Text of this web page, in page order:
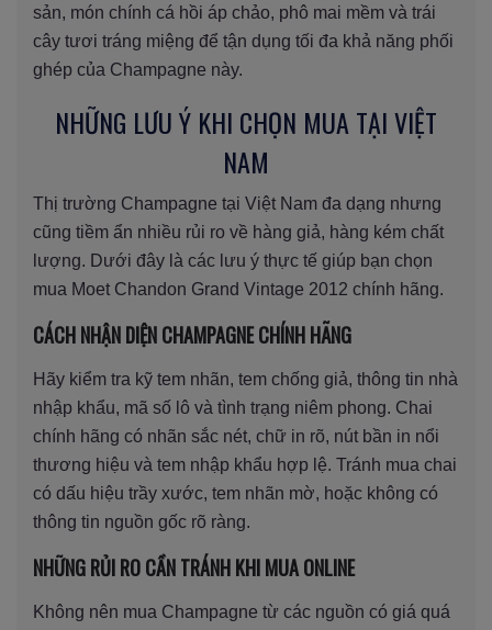
sản, món chính cá hồi áp chảo, phô mai mềm và trái
cây tươi tráng miệng để tận dụng tối đa khả năng phối
ghép của Champagne này.
NHỮNG LƯU Ý KHI CHỌN MUA TẠI VIỆT
NAM
Thị trường Champagne tại Việt Nam đa dạng nhưng
cũng tiềm ẩn nhiều rủi ro về hàng giả, hàng kém chất
lượng. Dưới đây là các lưu ý thực tế giúp bạn chọn
mua Moet Chandon Grand Vintage 2012 chính hãng.
CÁCH NHẬN DIỆN CHAMPAGNE CHÍNH HÃNG
Hãy kiểm tra kỹ tem nhãn, tem chống giả, thông tin nhà
nhập khẩu, mã số lô và tình trạng niêm phong. Chai
chính hãng có nhãn sắc nét, chữ in rõ, nút bần in nổi
thương hiệu và tem nhập khẩu hợp lệ. Tránh mua chai
có dấu hiệu trầy xước, tem nhãn mờ, hoặc không có
thông tin nguồn gốc rõ ràng.
NHỮNG RỦI RO CẦN TRÁNH KHI MUA ONLINE
Không nên mua Champagne từ các nguồn có giá quá